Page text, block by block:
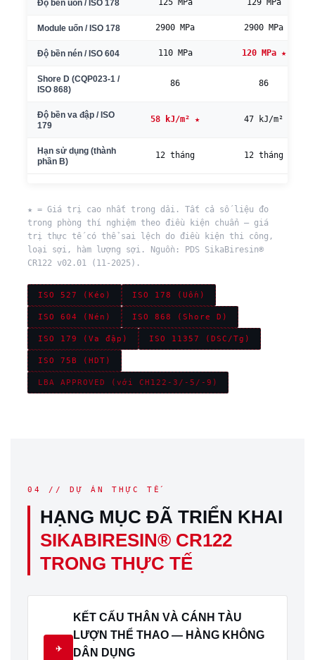
Độ bền uốn / ISO 178 125 MPa 129 MPa
Module uốn / ISO 178 2900 MPa 2900 MPa
Độ bền nén / ISO 604 110 MPa 120 MPa ★
Shore D (CQP023-1 /
ISO 868)
86 86
Độ bền va đập / ISO
179
58 kJ/m² ★ 47 kJ/m²
Hạn sử dụng (thành
phần B)
12 tháng 12 tháng
★ = Giá trị cao nhất trong dải. Tất cả số liệu đo
trong phòng thí nghiệm theo điều kiện chuẩn — giá
trị thực tế có thể sai lệch do điều kiện thi công,
loại sợi, hàm lượng sợi. Nguồn: PDS SikaBiresin®
CR122 v02.01 (11-2025).
ISO 527 (Kéo) ISO 178 (Uốn)
ISO 604 (Nén) ISO 868 (Shore D)
ISO 179 (Va đập) ISO 11357 (DSC/Tg)
ISO 75B (HDT)
LBA APPROVED (với CH122-3/-5/-9)
04 // DỰ ÁN THỰC TẾ
HẠNG MỤC ĐÃ TRIỂN KHAI
SIKABIRESIN® CR122
TRONG THỰC TẾ
✈
KẾT CẤU THÂN VÀ CÁNH TÀU
LƯỢN THỂ THAO — HÀNG KHÔNG
DÂN DỤNG